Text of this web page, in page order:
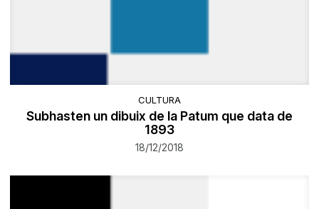
CULTURA
Subhasten un dibuix de la Patum que data de
1893
18/12/2018